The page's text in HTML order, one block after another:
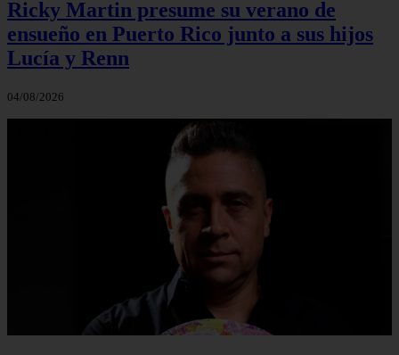
Ricky Martin presume su verano de
ensueño en Puerto Rico junto a sus hijos
Lucía y Renn
04/08/2026